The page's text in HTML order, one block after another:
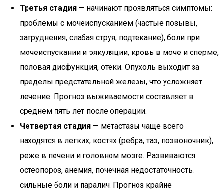
Третья стадия — начинают проявляться симптомы:
проблемы с мочеиспусканием (частые позывы,
затруднения, слабая струя, подтекание), боли при
мочеиспускании и эякуляции, кровь в моче и сперме,
половая дисфункция, отеки. Опухоль выходит за
пределы предстательной железы, что усложняет
лечение. Прогноз выживаемости составляет в
среднем пять лет после операции.
Четвертая стадия — метастазы чаще всего
находятся в легких, костях (ребра, таз, позвоночник),
реже в печени и головном мозге. Развиваются
остеопороз, анемия, почечная недостаточность,
сильные боли и паралич. Прогноз крайне